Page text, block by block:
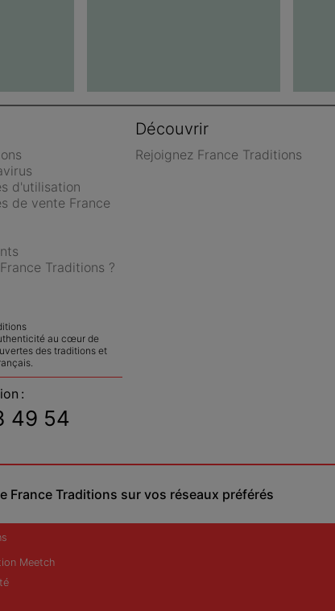
d'utilisation
de vente France
Traditions ?
Découvrir
Rejoignez France Traditions
au cœur de
des traditions et
:
49 54
France Traditions sur vos réseaux préférés
Meetch